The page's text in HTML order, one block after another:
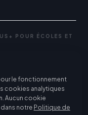
le fonctionnement
cookies analytiques
Aucun cookie
dans notre Politique de
POUR ÉCOLES ET